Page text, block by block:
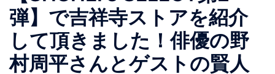
弾】で吉祥寺ストアを紹介
して頂きました！俳優の野
村周平さんとゲストの賢人